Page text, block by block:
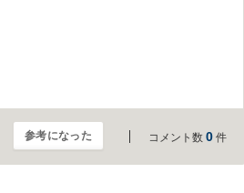
参考になった コメント数 0 件